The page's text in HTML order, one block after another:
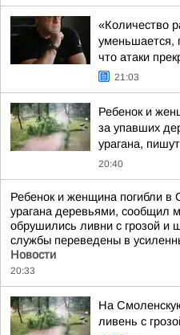
«Количество
уменьшается,
что атаки
21:03
Ребенок и
за упавших
урагана,
20:40
Ребенок и женщина погибли в
урагана деревьями, сообщил
обрушились ливни с грозой и
службы переведены в
Новости
20:33
На
ливень с